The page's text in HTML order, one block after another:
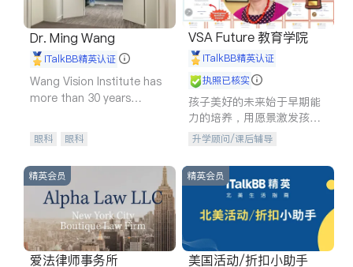
Dr. Ming Wang
iTalkBB精英认证
Wang Vision Institute has
more than 30 years
眼科 眼科
VSA Future 教育学院
iTalkBB精英认证
执照已核实
孩子美好的未来始于早期能
力的培养，用愿景激发孩子
的学习潜力和动力。理念：
拥有成长型心态是成功的基
石。
升学顾问/课后辅导
精英会员
爱法律师事务所
精英会员
美国活动/折扣小助手